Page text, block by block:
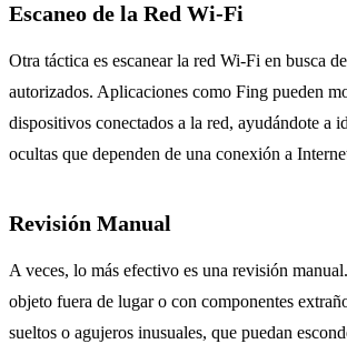
Escaneo de la Red Wi-Fi
Otra táctica es escanear la red Wi-Fi en busca
autorizados. Aplicaciones como Fing pueden
dispositivos conectados a la red, ayudándote a
ocultas que dependen de una conexión a
Revisión Manual
A veces, lo más efectivo es una revisión
objeto fuera de lugar o con componentes
sueltos o agujeros inusuales, que puedan